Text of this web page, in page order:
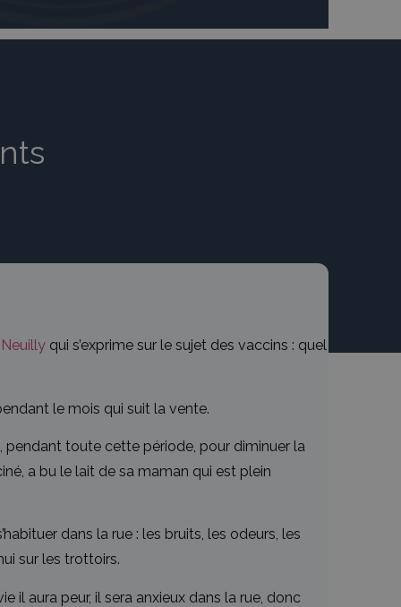
qui s’exprime sur le sujet des vaccins : quel
le mois qui suit la vente.
toute cette période, pour diminuer la
a bu le lait de sa maman qui est plein
dans la rue : les bruits, les odeurs, les
sur les trottoirs.
aura peur, il sera anxieux dans la rue, donc